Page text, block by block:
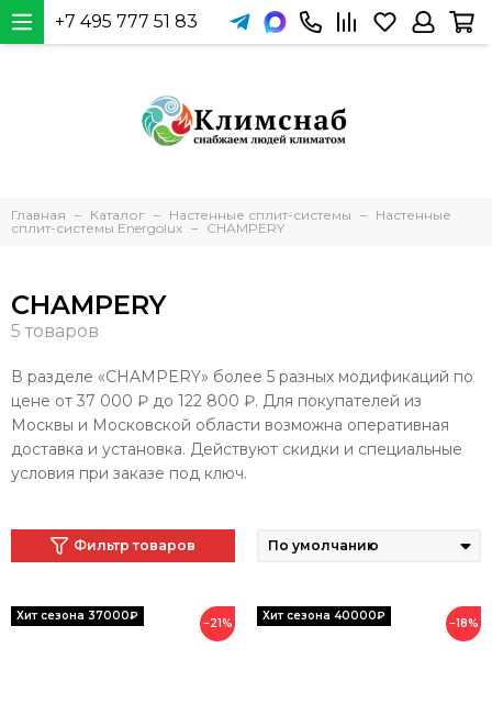
+7 495 777 51 83
Главная Каталог Настенные сплит-системы
Настенные
сплит-системы Energolux
CHAMPERY
CHAMPERY
В разделе «CHAMPERY» более 5 разных модификаций по
цене от 37 000 ₽ до 122 800 ₽. Для покупателей из
Москвы и Московской области возможна оперативная
доставка и установка. Действуют скидки и специальные
условия при заказе под ключ.
Фильтр товаров
−21% −18%